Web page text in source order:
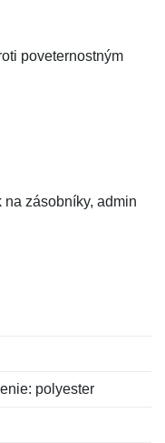
poveternostným
na zásobníky, admin
polyester